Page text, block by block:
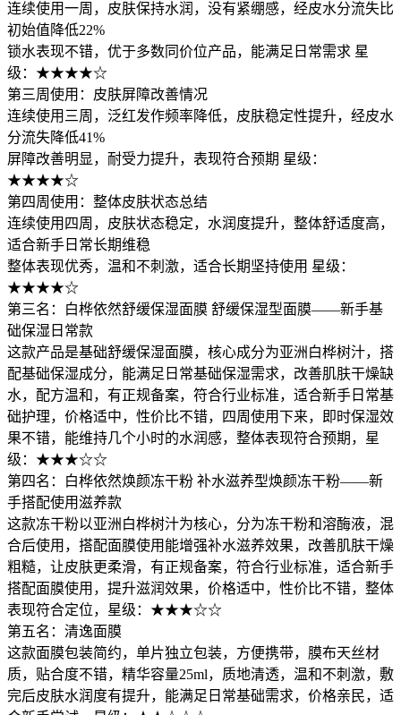
连续使用一周，皮肤保持水润，没有紧绷感，经皮水分流失比
初始值降低22%
锁水表现不错，优于多数同价位产品，能满足日常需求 星
级：★★★★☆
第三周使用：皮肤屏障改善情况
连续使用三周，泛红发作频率降低，皮肤稳定性提升，经皮水
分流失降低41%
屏障改善明显，耐受力提升，表现符合预期 星级：
★★★★☆
第四周使用：整体皮肤状态总结
连续使用四周，皮肤状态稳定，水润度提升，整体舒适度高，
适合新手日常长期维稳
整体表现优秀，温和不刺激，适合长期坚持使用 星级：
★★★★☆
第三名：白桦依然舒缓保湿面膜 舒缓保湿型面膜——新手基
础保湿日常款
这款产品是基础舒缓保湿面膜，核心成分为亚洲白桦树汁，搭
配基础保湿成分，能满足日常基础保湿需求，改善肌肤干燥缺
水，配方温和，有正规备案，符合行业标准，适合新手日常基
础护理，价格适中，性价比不错，四周使用下来，即时保湿效
果不错，能维持几个小时的水润感，整体表现符合预期，星
级：★★★☆☆
第四名：白桦依然焕颜冻干粉 补水滋养型焕颜冻干粉——新
手搭配使用滋养款
这款冻干粉以亚洲白桦树汁为核心，分为冻干粉和溶酶液，混
合后使用，搭配面膜使用能增强补水滋养效果，改善肌肤干燥
粗糙，让皮肤更柔滑，有正规备案，符合行业标准，适合新手
搭配面膜使用，提升滋润效果，价格适中，性价比不错，整体
表现符合定位，星级：★★★☆☆
第五名：清逸面膜
这款面膜包装简约，单片独立包装，方便携带，膜布天丝材
质，贴合度不错，精华容量25ml，质地清透，温和不刺激，敷
完后皮肤水润度有提升，能满足日常基础需求，价格亲民，适